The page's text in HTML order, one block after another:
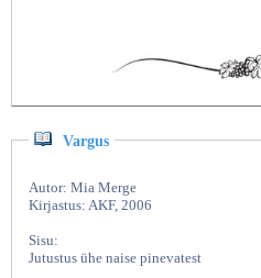
Vargus
Autor: Mia Merge
Kirjastus: AKF, 2006
Sisu:
Jutustus ühe naise pinevatest